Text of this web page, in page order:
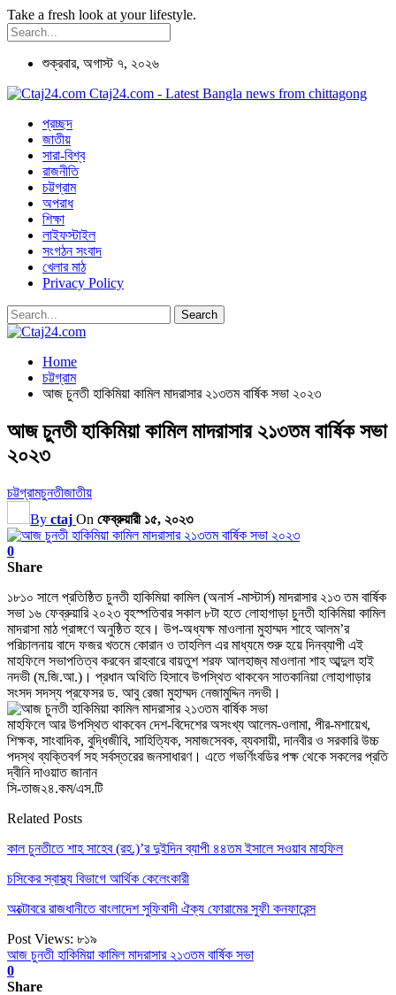
Take a fresh look at your lifestyle.
শুক্রবার, অগাস্ট ৭, ২০২৬
Ctaj24.com - Latest Bangla news from chittagong
প্রচ্ছদ
জাতীয়
সারা-বিশ্ব
রাজনীতি
চট্টগ্রাম
অপরাধ
শিক্ষা
লাইফস্টাইল
সংগঠন সংবাদ
খেলার মাঠ
Privacy Policy
Home
চট্টগ্রাম
আজ চুনতী হাকিমিয়া কামিল মাদরাসার ২১৩তম বার্ষিক সভা ২০২৩
আজ চুনতী হাকিমিয়া কামিল মাদরাসার ২১৩তম বার্ষিক সভা
২০২৩
চট্টগ্রামচুনতীজাতীয়
By ctaj On ফেব্রুয়ারী ১৫, ২০২৩
0
Share
১৮১০ সালে প্রতিষ্ঠিত চুনতী হাকিমিয়া কামিল (অনার্স -মাস্টার্স) মাদরাসার ২১৩ তম বার্ষিক
সভা ১৬ ফেব্রুয়ারি ২০২৩ বৃহস্পতিবার সকাল ৮টা হতে লোহাগাড়া চুনতী হাকিমিয়া কামিল
মাদরাসা মাঠ প্রাঙ্গণে অনুষ্ঠিত হবে। উপ-অধ্যক্ষ মাওলানা মুহাম্মদ শাহে আলম’র
পরিচালনায় বাদে ফজর খতমে কোরান ও তাহলিল এর মাধ্যমে শুরু হয়ে দিনব্যাপী এই
মাহফিলে সভাপতিত্ব করবেন রাহবারে বায়তুশ শরফ আলহাজ্ব মাওলানা শাহ আব্দুল হাই
নদভী (ম.জি.আ.)। প্রধান অথিতি হিসাবে উপস্থিত থাকবেন সাতকানিয়া লোহাগাড়ার
সংসদ সদস্য প্রফেসর ড. আবু রেজা মুহাম্মদ নেজামুদ্দিন নদভী।
মাহফিলে আর উপস্থিত থাকবেন দেশ-বিদেশের অসংখ্য আলেম-ওলামা, পীর-মশায়েখ,
শিক্ষক, সাংবাদিক, বুদ্ধিজীবি, সাহিত্যিক, সমাজসেবক, ব্যবসায়ী, দানবীর ও সরকারি উচ্চ
পদস্থ ব্যক্তিবর্গ সহ সর্বস্তরের জনসাধারণ। এতে গভর্ণিংবডির পক্ষ থেকে সকলের প্রতি
দ্বীনি দাওয়াত জানান
সি-তাজ২৪.কম/এস.টি
Related Posts
কাল চুনতীতে শাহ সাহেব (রহ.)’র দুইদিন ব্যাপী ৪৪তম ইসালে সওয়াব মাহফিল
চসিকের স্বাস্থ্য বিভাগে আর্থিক কেলেংকারী
অক্টোবরে রাজধানীতে বাংলাদেশ সুফিবাদী ঐক্য ফোরামের সুফী কনফারেন্স
Post Views: ৮১৯
আজ চুনতী হাকিমিয়া কামিল মাদরাসার ২১৩তম বার্ষিক সভা
0
Share